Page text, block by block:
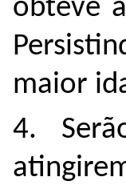
obteve
maior
4.